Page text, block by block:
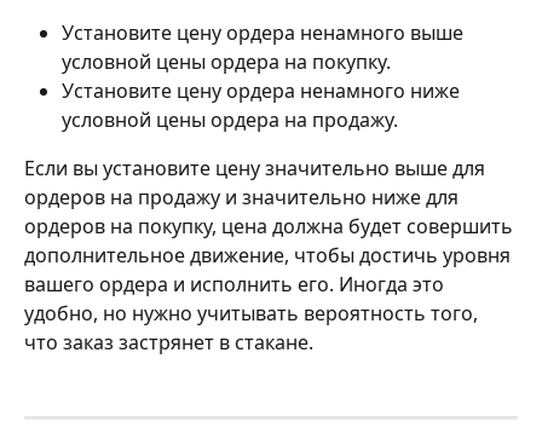
Установите цену ордера ненамного выше
условной цены ордера на покупку.
Установите цену ордера ненамного ниже
условной цены ордера на продажу.
Если вы установите цену значительно выше для
ордеров на продажу и значительно ниже для
ордеров на покупку, цена должна будет совершить
дополнительное движение, чтобы достичь уровня
вашего ордера и исполнить его. Иногда это
удобно, но нужно учитывать вероятность того,
что заказ застрянет в стакане.